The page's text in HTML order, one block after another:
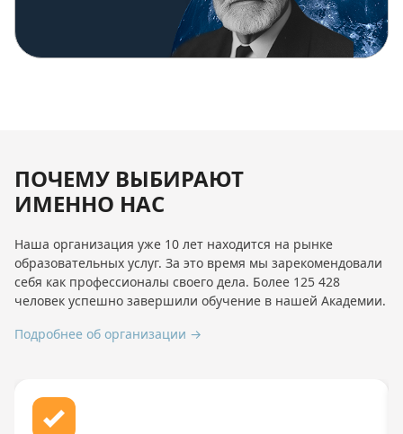
ПОЧЕМУ ВЫБИРАЮТ
ИМЕННО НАС
Наша организация уже 10 лет находится на рынке
образовательных услуг. За это время мы зарекомендовали
себя как профессионалы своего дела. Более 125 428
человек успешно завершили обучение в нашей Академии.
Подробнее об организации →